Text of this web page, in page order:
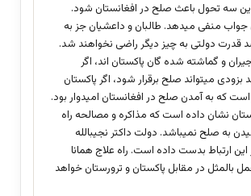
این سه تحول باعث صلح در افغانستان شود.
جواب منفی میدهد. طالبان و داعشیان جز به
قدرت دولتی به چیز دیگر راضی نخواهند شد.
و گماشته شده گان پاکستان اند، اگر
بزودی میتواند صلح برقرار شود، اگر پاکستان
که به آمدن صلح در افغانستان امیدوار بود.
نشان داده است که مذاکره و مصالحه راه
به صلح نمیباشد. دولت داکتر نجیبالله
ارتباط بدست داده است. راه علاج همانا
بالمثل در مقابل پاکستان و ترورستان خواهد